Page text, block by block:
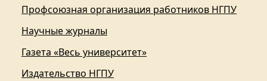
Профсоюзная организация работников НГПУ
Научные журналы
Газета «Весь университет»
Издательство НГПУ